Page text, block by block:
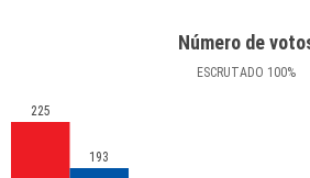
Número de
ESCRUTADO 100%
225
193